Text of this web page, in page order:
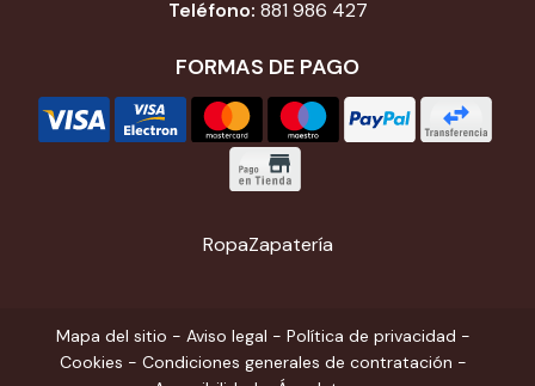
Teléfono: 881 986 427
FORMAS DE PAGO
RopaZapatería
Mapa del sitio - Aviso legal - Política de privacidad -
Cookies - Condiciones generales de contratación -